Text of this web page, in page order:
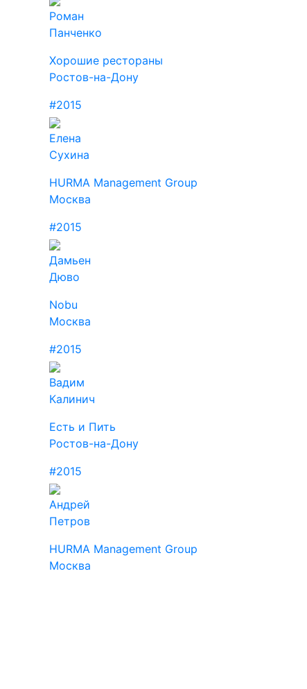
Роман
Панченко
Хорошие рестораны
Ростов-на-Дону
#2015
Елена
Сухина
HURMA Management Group
Москва
#2015
Дамьен
Дюво
Nobu
Москва
#2015
Вадим
Калинич
Есть и Пить
Ростов-на-Дону
#2015
Андрей
Петров
HURMA Management Group
Москва